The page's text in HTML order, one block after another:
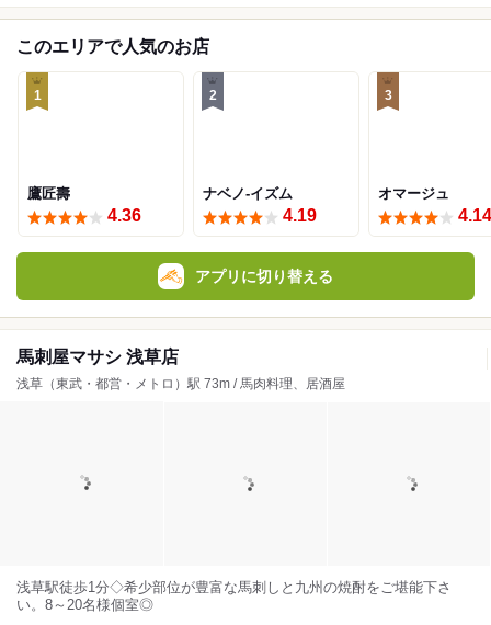
このエリアで人気のお店
1
鷹匠壽
4.36
2
ナベノ-イズム
4.19
3
オマージュ
4.14
アプリに切り替える
馬刺屋マサシ 浅草店
浅草（東武・都営・メトロ）駅 73m / 馬肉料理、居酒屋
浅草駅徒歩1分◇希少部位が豊富な馬刺しと九州の焼酎をご堪能下さ
い。8～20名様個室◎